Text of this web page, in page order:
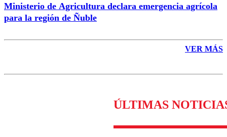
Ministerio de Agricultura declara emergencia agrícola
para la región de Ñuble
VER MÁS
ÚLTIMAS